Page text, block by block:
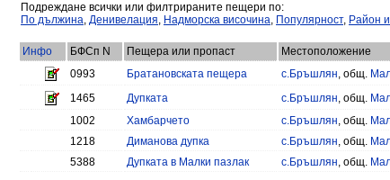
Подреждане всички или филтрираните пещери по:
По дължина, Денивелация, Надморска височина, Популярност, Район
Инфо БФСп N Пещера или пропаст Местоположение
0993
Братановската пещера с.Бръшлян, общ.
1465
Дупката с.Бръшлян, общ.
1002
Хамбарчето с.Бръшлян, общ.
1218
Диманова дупка с.Бръшлян, общ.
5388
Дупката в Малки пазлак с.Бръшлян, общ.